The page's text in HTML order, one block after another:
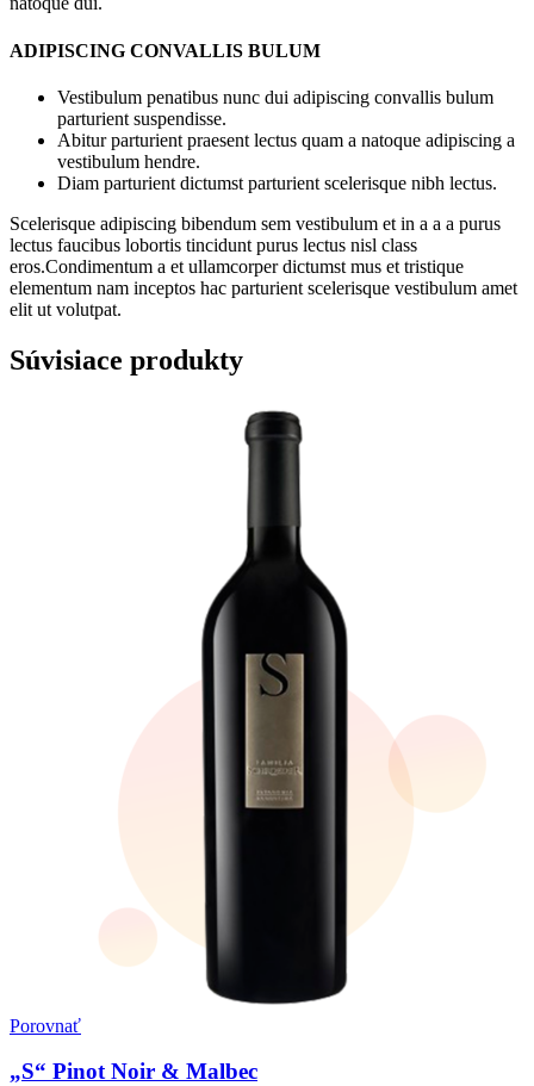
ADIPISCING CONVALLIS BULUM
Vestibulum penatibus nunc dui adipiscing convallis bulum
parturient suspendisse.
Abitur parturient praesent lectus quam a natoque adipiscing a
vestibulum hendre.
Diam parturient dictumst parturient scelerisque nibh lectus.
Scelerisque adipiscing bibendum sem vestibulum et in a a a purus
lectus faucibus lobortis tincidunt purus lectus nisl class
eros.Condimentum a et ullamcorper dictumst mus et tristique
elementum nam inceptos hac parturient scelerisque vestibulum amet
elit ut volutpat.
Súvisiace produkty
Porovnať
„S“ Pinot Noir & Malbec